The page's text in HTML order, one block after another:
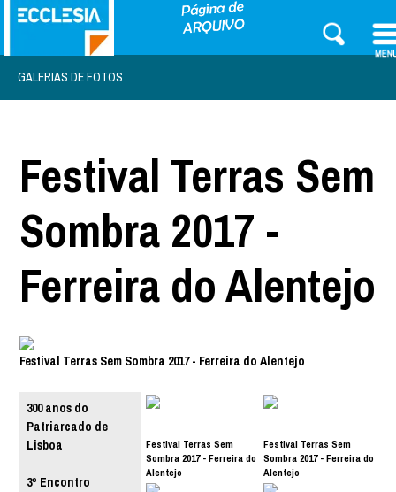
GALERIAS DE FOTOS
Festival Terras Sem
Sombra 2017 -
Ferreira do Alentejo
Festival Terras Sem Sombra 2017 - Ferreira do Alentejo
300 anos do
Patriarcado de
Lisboa
3º Encontro
Festival Terras Sem
Sombra 2017 - Ferreira do
Alentejo
Festival Terras Sem
Sombra 2017 - Ferreira do
Alentejo